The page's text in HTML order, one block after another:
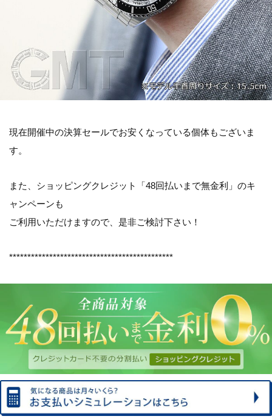
現在開催中の決算セールでお安くなっている個体もございま
す。
また、ショッピングクレジット「48回払いまで無金利」のキ
ャンペーンも
ご利用いただけますので、是非ご検討下さい！
*********************************************